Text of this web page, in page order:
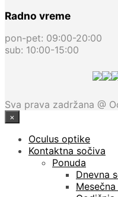
Radno vreme
pon-pet: 09:00-20:00
sub: 10:00-15:00
Sva prava zadržana @
×
Oculus optike
Kontaktna sočiva
Ponuda
Dnevna